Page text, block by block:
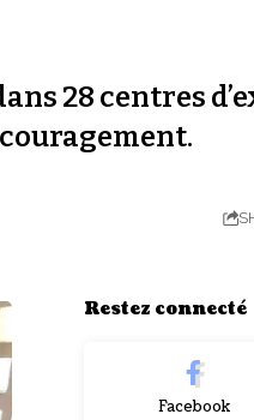
28 centres
Restez connecté
Facebook